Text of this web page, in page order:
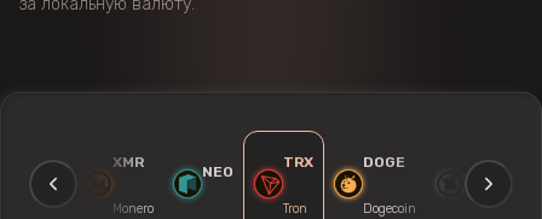
за локальную валюту.
LTC XMR
Monero
NEO
TRX
Tron
DOGE
Dogecoin
ZRX